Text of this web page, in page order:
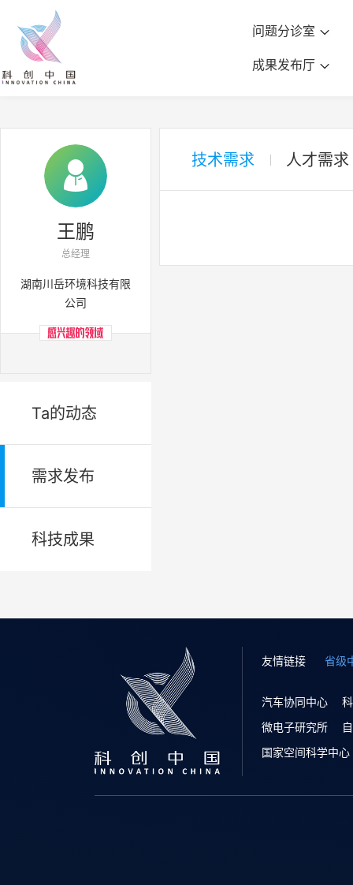
问题分诊室
成果发布厅
王鹏
总经理
湖南川岳环境科技有限
公司


Ta的动态
需求发布
科技成果
技术需求 人才需求
友情链接 省级
汽车协同中心
微电子研究所
国家空间科学中心